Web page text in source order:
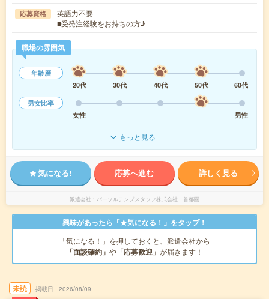
応募資格
英語力不要
■受発注経験をお持ちの方♪
職場の雰囲気
年齢層
20代
30代 40代 50代
60代
男女比率
女性
男性
もっと見る
気になる! 応募へ進む 詳しく見る
派遣会社 パーソルテンプスタッフ株式会社 首都圏
興味があったら「★気になる！」をタップ！
「気になる！」を押しておくと、派遣会社から
「面談確約」 や 「応募歓迎」 が届きます！
未読 掲載日 2026/08/09